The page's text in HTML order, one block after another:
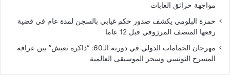
مواجهة حرائق الغابات
حمزة البلومي يكشف صدور حكم غيابي بالسجن لمدة عام في قضية
رفعها المنصف المرزوقي قبل 12 عاما
مهرجان الحمامات الدولي في دورته الـ60: “ذاكرة تعيش” بين عراقة
المسرح التونسي وسحر الموسيقى العالمية